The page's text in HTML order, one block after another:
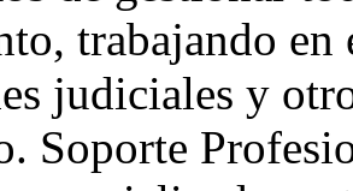
trabajando en
judiciales y
Soporte